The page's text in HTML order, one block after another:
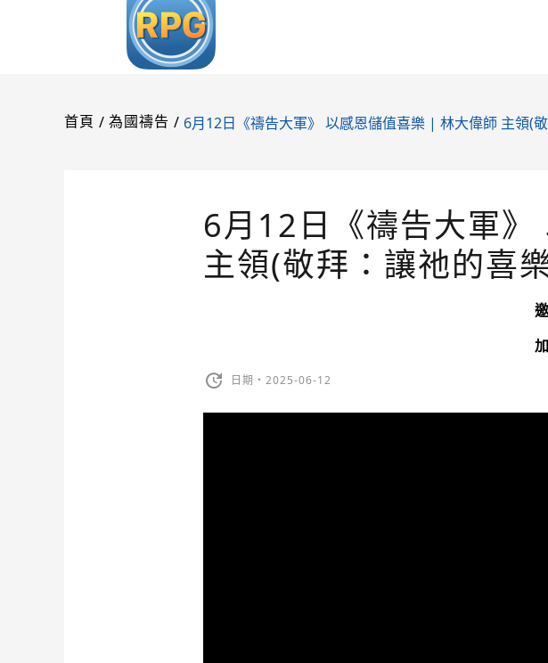
首頁 / 為國禱告 / 6月12日《禱告大軍》 以感恩儲值喜樂 | 林大偉師 主領(
6月12日《禱告大軍
主領(敬拜：讓祂的喜
日期・2025-06-12